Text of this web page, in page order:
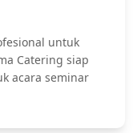
untuk
Catering siap
acara seminar